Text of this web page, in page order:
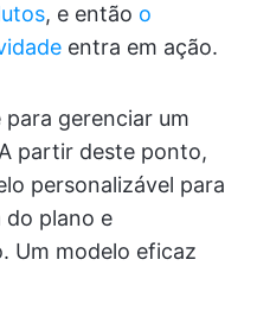
, e então o
entra em ação.
gerenciar um
partir deste ponto,
personalizável para
do plano e
Um modelo eficaz